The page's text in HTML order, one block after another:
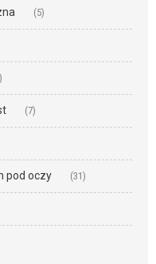
(5)
(7)
pod oczy (31)